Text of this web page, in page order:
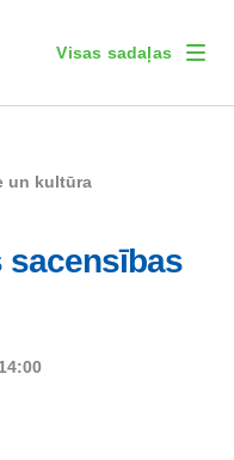
Visas sadaļas
un kultūra
sacensības